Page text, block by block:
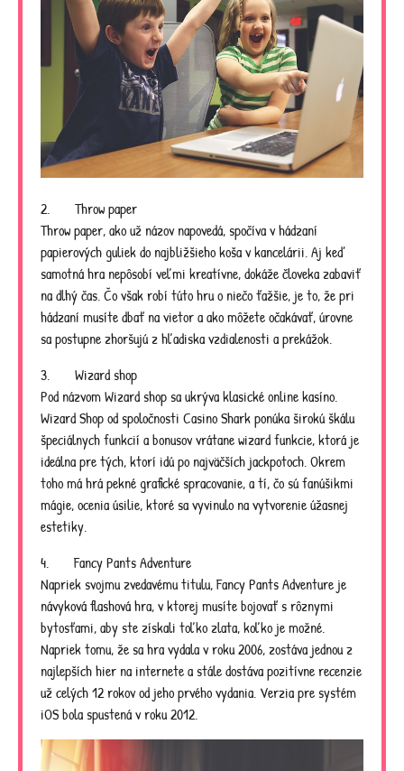
2. Throw paper
Throw paper, ako už názov napovedá, spočíva v hádzaní
papierových guliek do najbližšieho koša v kancelárii. Aj keď
samotná hra nepôsobí veľmi kreatívne, dokáže človeka zabaviť
na dlhý čas. Čo však robí túto hru o niečo ťažšie, je to, že pri
hádzaní musíte dbať na vietor a ako môžete očakávať, úrovne
sa postupne zhoršujú z hľadiska vzdialenosti a prekážok.
3. Wizard shop
Pod názvom Wizard shop sa ukrýva klasické online kasíno.
Wizard Shop od spoločnosti Casino Shark ponúka širokú škálu
špeciálnych funkcií a bonusov vrátane wizard funkcie, ktorá je
ideálna pre tých, ktorí idú po najväčších jackpotoch. Okrem
toho má hrá pekné grafické spracovanie, a tí, čo sú fanúšikmi
mágie, ocenia úsilie, ktoré sa vyvinulo na vytvorenie úžasnej
estetiky.
4. Fancy Pants Adventure
Napriek svojmu zvedavému titulu, Fancy Pants Adventure je
návyková flashová hra, v ktorej musíte bojovať s rôznymi
bytosťami, aby ste získali toľko zlata, koľko je možné.
Napriek tomu, že sa hra vydala v roku 2006, zostáva jednou z
najlepších hier na internete a stále dostáva pozitívne recenzie
už celých 12 rokov od jeho prvého vydania. Verzia pre systém
iOS bola spustená v roku 2012.